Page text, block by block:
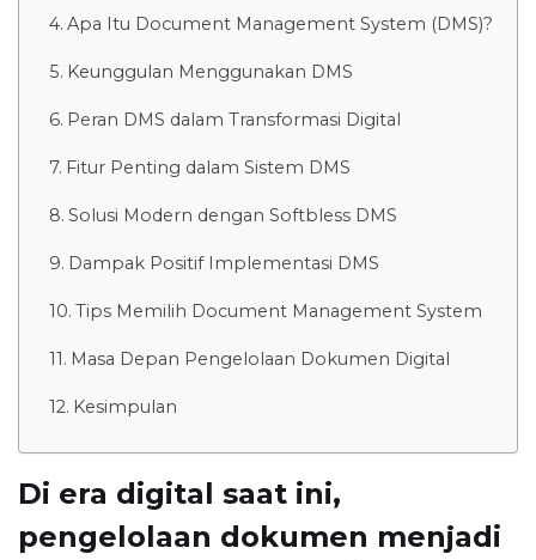
Apa Itu Document Management System (DMS)?
Keunggulan Menggunakan DMS
Peran DMS dalam Transformasi Digital
Fitur Penting dalam Sistem DMS
Solusi Modern dengan Softbless DMS
Dampak Positif Implementasi DMS
Tips Memilih Document Management System
Masa Depan Pengelolaan Dokumen Digital
Kesimpulan
Di era digital saat ini,
pengelolaan dokumen menjadi